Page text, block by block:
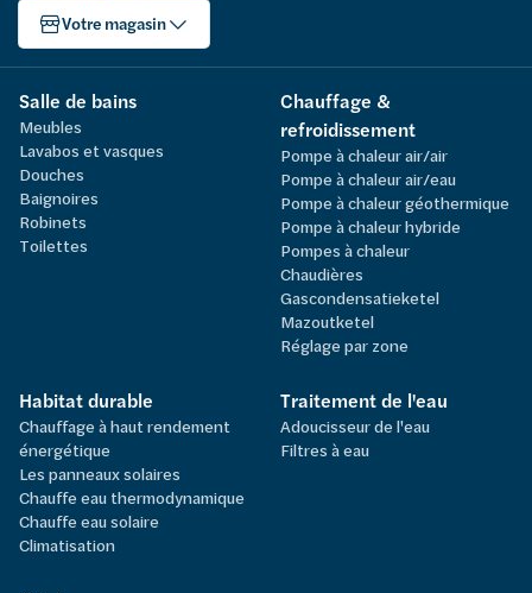
Votre magasin
Salle de bains
Meubles
Lavabos et vasques
Douches
Baignoires
Robinets
Toilettes
Chauffage &
refroidissement
Pompe à chaleur air/air
Pompe à chaleur air/eau
Pompe à chaleur géothermique
Pompe à chaleur hybride
Pompes à chaleur
Chaudières
Gascondensatieketel
Mazoutketel
Réglage par zone
Habitat durable
Chauffage à haut rendement
énergétique
Les panneaux solaires
Chauffe eau thermodynamique
Chauffe eau solaire
Climatisation
Traitement de l'eau
Adoucisseur de l'eau
Filtres à eau